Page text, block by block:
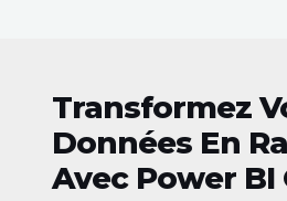
Transformez
Données En
Avec Power BI